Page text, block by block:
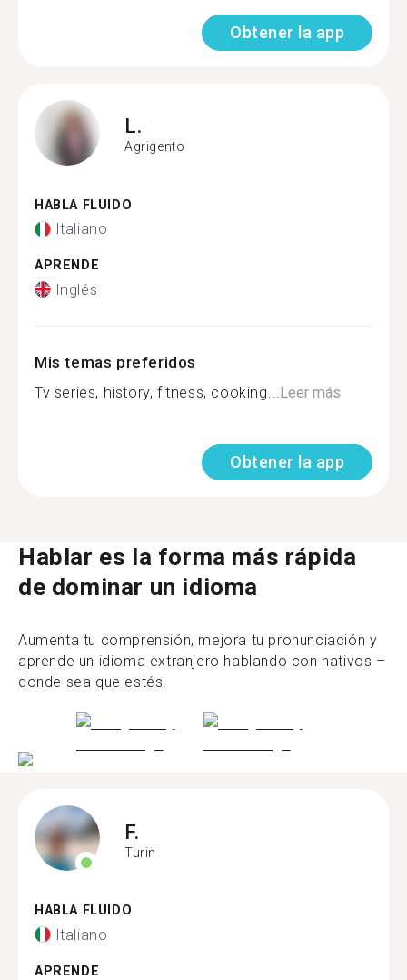
Obtener la app
L.
Agrigento
HABLA FLUIDO
Italiano
APRENDE
Inglés
Mis temas preferidos
Tv series, history, fitness, cooking... Leer más
Obtener la app
Hablar es la forma más rápida
de dominar un idioma
Aumenta tu comprensión, mejora tu pronunciación y
aprende un idioma extranjero hablando con nativos –
donde sea que estés.
F.
Turin
HABLA FLUIDO
Italiano
APRENDE